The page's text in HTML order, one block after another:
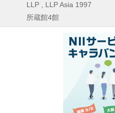
LLP , LLP Asia 1997
所蔵館4館